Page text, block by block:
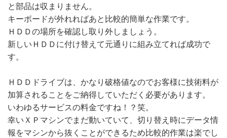
と部品は収まりません。
キーボードが外れればあと比較的簡単な作業です。
ＨＤＤの場所を確認し取り外しましょう。
新しいＨＤＤに付け替えて元通りに組み立てれば成功で
す。
ＨＤＤドライブは、かなり破格値なのでお客様に技術料が
加算されることをご納得していただく必要があります。
いわゆるサービスの料金ですね！？笑。
幸いＸＰマシンでまだ動いていて、切り替え時にデータ情
報をマシンから抜くことができるため比較的作業は楽でし